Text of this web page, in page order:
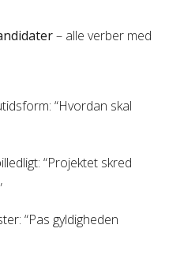
– alle verber med
“Hvordan skal
“Projektet skred
“Pas gyldigheden